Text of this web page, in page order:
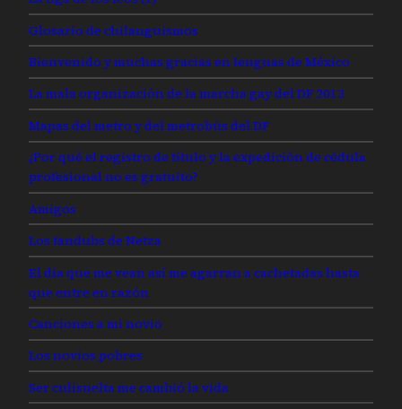
Glosario de chilanguismos
Bienvenido y muchas gracias en lenguas de México
La mala organización de la marcha gay del DF 2013
Mapas del metro y del metrobús del DF
¿Por qué el registro de título y la expedición de cédula
profesional no es gratuito?
Amigos
Los fandubs de Netza
El día que me vean así me agarran a cachetadas hasta
que entre en razón
Canciones a mi novio
Los novios pobres
Ser culisuelta me cambió la vida